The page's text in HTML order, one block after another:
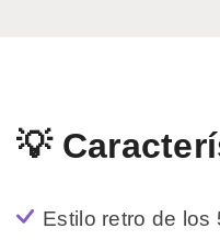
💡
Estilo retro de los